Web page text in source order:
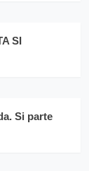
SI
Si parte